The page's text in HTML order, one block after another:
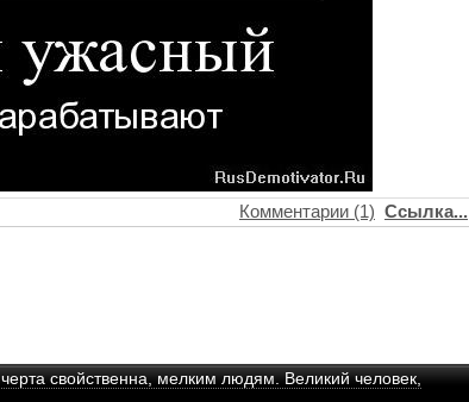
Комментарии (1) Ссылка...
свойственна, мелким людям. Великий человек,